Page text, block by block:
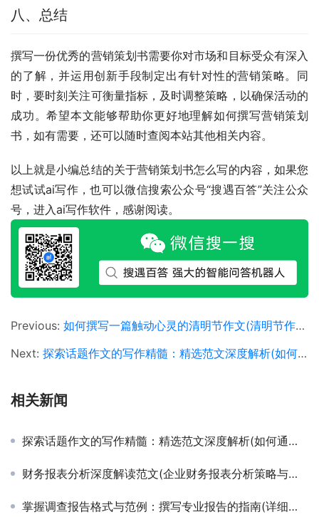
八、总结
撰写一份优秀的营销策划书需要你对市场和目标受众有深入
的了解，并运用创新手段制定出有针对性的营销策略。同
时，要时刻关注可衡量指标，及时调整策略，以确保活动的
成功。希望本文能够帮助你更好地理解如何撰写营销策划
书，如有需要，还可以随时查阅本站其他相关内容。
以上就是小编总结的关于营销策划书怎么写的内容，如果您
想试试ai写作，也可以微信搜索公众号“搜遇百答”关注公众
号，进入ai写作软件，感谢阅读。
Previous: 如何撰写一篇触动心灵的清明节作文(清明节作文写作技巧与情感融入策略)
Next: 探索话题作文的写作精髓：精选范文深度解析(如何通过学习话题作文范文提升写作技巧与思路拓展)
相关新闻
探索话题作文的写作精髓：精选范文深度解析(如何通过学习话题作文范文提升写作技巧与思路拓展)
财务报表分析深度解读范文(企业财务报表分析策略与实践案例范文)
掌握调查报告格式与范例：撰写专业报告的指南(详细解读调查报告格式要求与高质量范文示例)